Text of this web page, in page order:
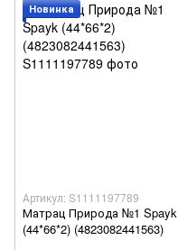
Новинка
Артикул: S1111197789
Матрац Природа №1 Spayk
(44*66*2) (4823082441563)